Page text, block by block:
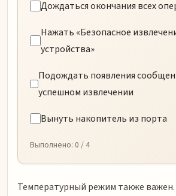
Дождаться окончания всех
Нажать «Безопасное
устройства»
Подождать появления
успешном извлечении
Вынуть накопитель из порта
Выполнено: 0 / 4
Температурный режим также важен.